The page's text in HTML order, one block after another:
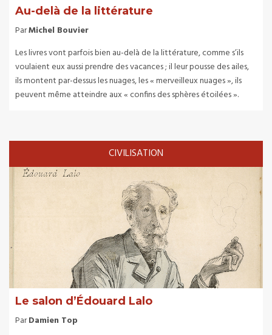
Au-delà de la littérature
ParMichel Bouvier
Les livres vont parfois bien au-delà de la littérature, comme s’ils
voulaient eux aussi prendre des vacances ; il leur pousse des ailes,
ils montent par-dessus les nuages, les « merveilleux nuages », ils
peuvent même atteindre aux « confins des sphères étoilées ».
CIVILISATION
Le salon d’Édouard Lalo
ParDamien Top